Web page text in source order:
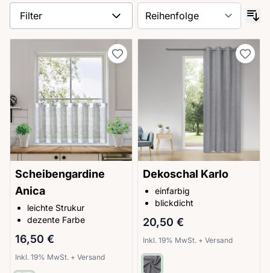
Filter
Scheibengardine
Anica
leichte Strukur
dezente Farbe
16,50 €
Inkl. 19% MwSt. + Versand
Dekoschal Karlo
einfarbig
blickdicht
20,50 €
Inkl. 19% MwSt. + Versand